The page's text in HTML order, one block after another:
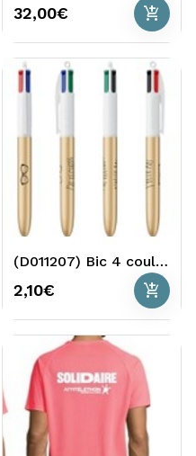
32,00€ add_shopping_cart
(D011207) Bic 4 couleurs doré Telethon
2,10€ add_shopping_cart